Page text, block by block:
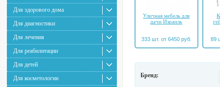
Для здорового дома
Для диагностики
Для лечения
Для реабилитации
Для детей
Для косметологии
Уличная мебель для
дачи Израиль
333 шт. от 6450 руб. 89
Бренд: